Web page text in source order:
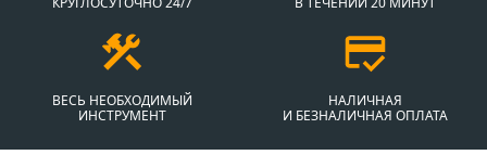
ВЕСЬ НЕОБХОДИМЫЙ
ИНСТРУМЕНТ
НАЛИЧНАЯ
И БЕЗНАЛИЧНАЯ ОПЛАТА